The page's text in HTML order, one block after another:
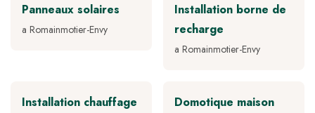
Panneaux solaires
a Romainmotier-Envy
Installation borne de
recharge
a Romainmotier-Envy
Installation chauffage
Domotique maison